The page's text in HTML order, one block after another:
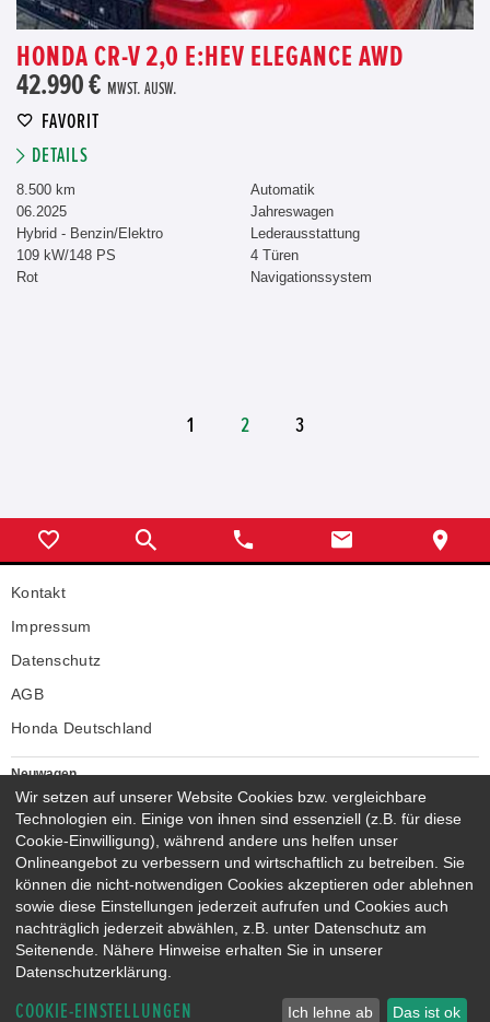
HONDA CR-V 2,0 E:HEV ELEGANCE AWD
42.990 € MWST. AUSW.
FAVORIT
DETAILS
8.500 km
06.2025
Hybrid - Benzin/Elektro
109 kW/148 PS
Rot
Automatik
Jahreswagen
Lederausstattung
4 Türen
Navigationssystem
1 2 3
Kontakt
Impressum
Datenschutz
AGB
Honda Deutschland
Neuwagen
Honda Neuwagen
Gebrauchtwagen
Honda Gebrauchtwagen
Honda Vorführwagen
Gesamtbestand
NEUWAGENMODELLE
HONDA JAZZ E:HEV
HONDA CIVIC E:HEV
HONDA ZR-V E:HEV
HONDA CR-V E:HEV & E:PHEV
Wir setzen auf unserer Website Cookies bzw. vergleichbare
Technologien ein. Einige von ihnen sind essenziell (z.B. für diese
Cookie-Einwilligung), während andere uns helfen unser
Onlineangebot zu verbessern und wirtschaftlich zu betreiben. Sie
können die nicht-notwendigen Cookies akzeptieren oder ablehnen
sowie diese Einstellungen jederzeit aufrufen und Cookies auch
nachträglich jederzeit abwählen, z.B. unter Datenschutz am
Seitenende. Nähere Hinweise erhalten Sie in unserer
Datenschutzerklärung.
COOKIE-EINSTELLUNGEN Ich lehne ab Das ist ok